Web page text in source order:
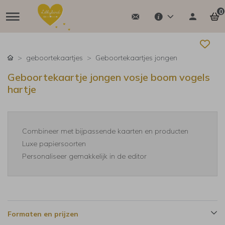
0
geboortekaartjes Geboortekaartjes jongen
Geboortekaartje jongen vosje boom vogels
hartje
Combineer met bijpassende kaarten en producten
Luxe papiersoorten
Personaliseer gemakkelijk in de editor
Formaten en prijzen